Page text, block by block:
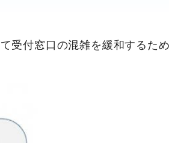
受付窓口の混雑を緩和するた